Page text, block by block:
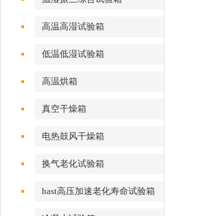
高温高湿试验箱
低温低湿试验箱
高温烘箱
真空干燥箱
电热鼓风干燥箱
换气老化试验箱
hast高压加速老化寿命试验箱